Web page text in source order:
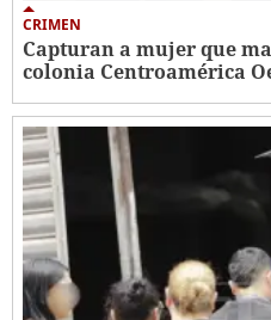
CRIMEN
Capturan a mujer que
colonia Centroamérica